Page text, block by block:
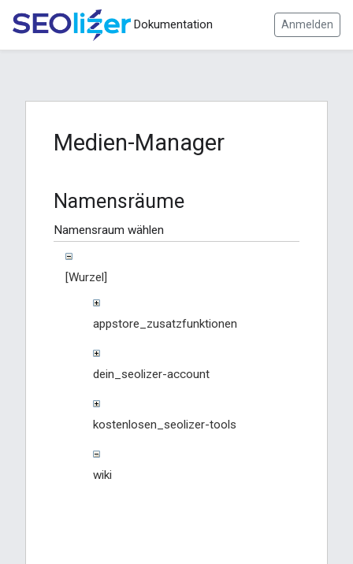
Dokumentation Anmelden
Medien-Manager
Namensräume
Namensraum wählen
[Wurzel]
appstore_zusatzfunktionen
dein_seolizer-account
kostenlosen_seolizer-tools
wiki